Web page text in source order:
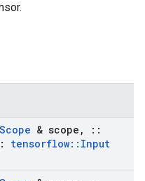
Scope & scope ,
::
tensorflow:: Input